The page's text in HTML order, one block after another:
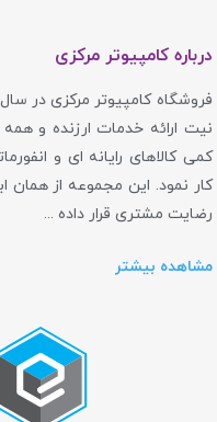
درباره کامپیوتر مرکزی
نیت ارائه خدمات ارزنده و
کمی کالاهای رایانه ای و
کار نمود. این مجموعه از همان
رضایت مشتری قرار داده ...
مشاهده بیشتر